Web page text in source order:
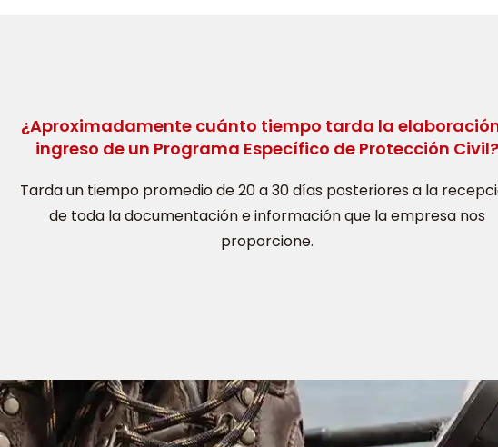
¿Aproximadamente cuánto tiempo tarda la
ingreso de un Programa Específico de Protección Civil?
Tarda un tiempo promedio de 20 a 30 días posteriores a la
de toda la documentación e información que la empresa nos
proporcione.